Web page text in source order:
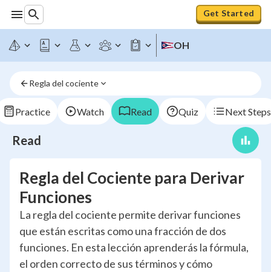
Get Started
OH
Regla del cociente
Practice Watch Read Quiz Next Steps
Read
Regla del Cociente para Derivar
Funciones
La regla del cociente permite derivar funciones
que están escritas como una fracción de dos
funciones. En esta lección aprenderás la fórmula,
el orden correcto de sus términos y cómo